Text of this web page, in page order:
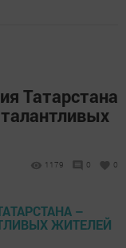
Татарстана
1179 0 0